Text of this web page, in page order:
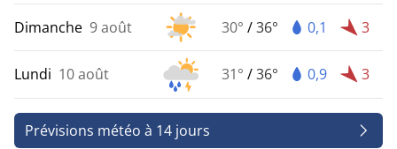
Dimanche 9 août 30° /36° 0,1 3
Lundi 10 août 31° /36° 0,9 3
Prévisions météo à 14 jours